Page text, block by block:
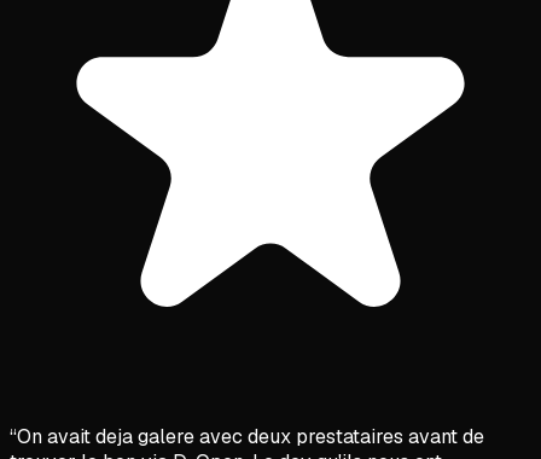
“On avait deja galere avec deux prestataires avant de